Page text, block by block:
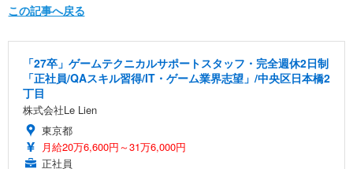
この記事へ戻る
「27卒」ゲームテクニカルサポートスタッフ・完全週休2日制
「正社員/QAスキル習得/IT・ゲーム業界志望」/中央区日本橋2
丁目
株式会社Le Lien
東京都
月給20万6,600円～31万6,000円
正社員